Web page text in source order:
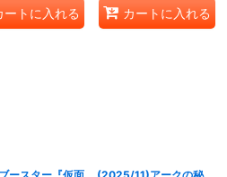
ートに入れる カートに入れる